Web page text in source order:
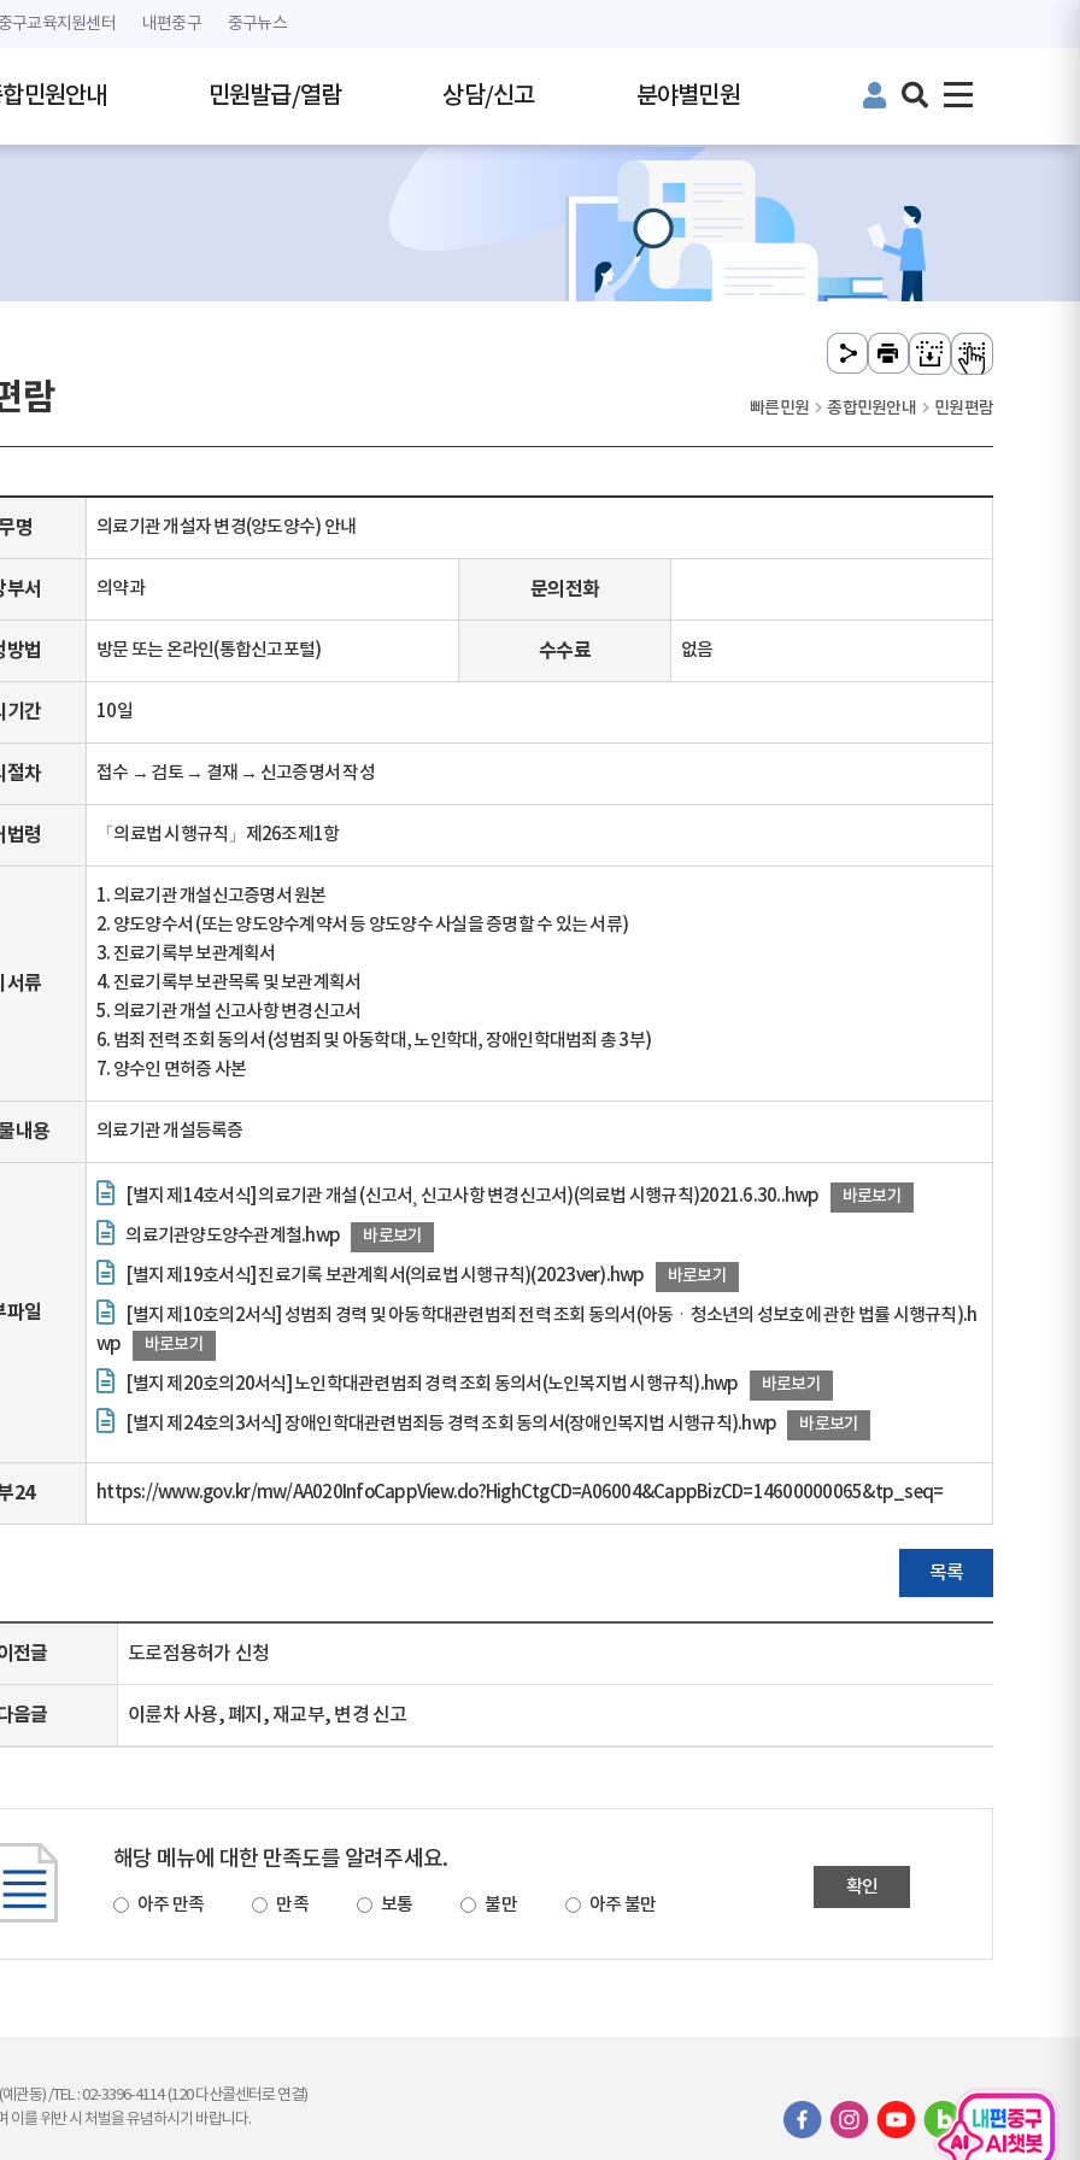
구교육지원센터 내편중구 중구뉴스
민원안내 민원발급/열람 상담/신고 분야별민원
람 빠른민원 종합민원안내 민원편람
명 의료기관 개설자 변경(양도양수) 안내
부서 의약과 문의전화
방법 방문 또는 온라인(통합신고포털) 수수료 없음
기간 10일
절차 접수 → 검토 → 결재 → 신고증명서 작성
법령 「의료법 시행규칙」제26조제1항
서류
1. 의료기관 개설신고증명서 원본
2. 양도양수서 (또는 양도양수계약서 등 양도양수 사실을 증명할 수 있는 서류)
3. 진료기록부 보관계획서
4. 진료기록부 보관목록 및 보관계획서
5. 의료기관 개설 신고사항 변경신고서
6. 범죄 전력 조회 동의서 (성범죄 및 아동학대, 노인학대, 장애인학대범죄 총 3부)
7. 양수인 면허증 사본
내용 의료기관 개설등록증
파일
[별지 제14호서식] 의료기관 개설 (신고서¸ 신고사항 변경신고서)(의료법 시행규칙)2021.6.30..hwp
바로보기
의료기관양도양수관계철.hwp
바로보기
[별지 제19호서식] 진료기록 보관계획서(의료법 시행규칙)(2023ver).hwp
바로보기
[별지 제10호의2서식] 성범죄 경력 및 아동학대관련범죄 전력 조회 동의서(아동ㆍ청소년의 성보호에 관한 법률 시행규칙).h
wp
바로보기
[별지 제20호의20서식] 노인학대관련범죄 경력 조회 동의서(노인복지법 시행규칙).hwp
바로보기
[별지 제24호의3서식] 장애인학대관련범죄등 경력 조회 동의서(장애인복지법 시행규칙).hwp
바로보기
24 https://www.gov.kr/mw/AA020InfoCappView.do?HighCtgCD=A06004&CappBizCD=14600000065&tp_seq=
목록
전글 도로점용허가 신청
음글 이륜차 사용, 폐지, 재교부, 변경 신고
해당 메뉴에 대한 만족도를 알려주세요.
아주 만족 만족 보통 불만 아주 불만
확인
관동) /TEL : 02-3396-4114 (120 다산콜센터로 연결)
이를 위반 시 처벌을 유념하시기 바랍니다.